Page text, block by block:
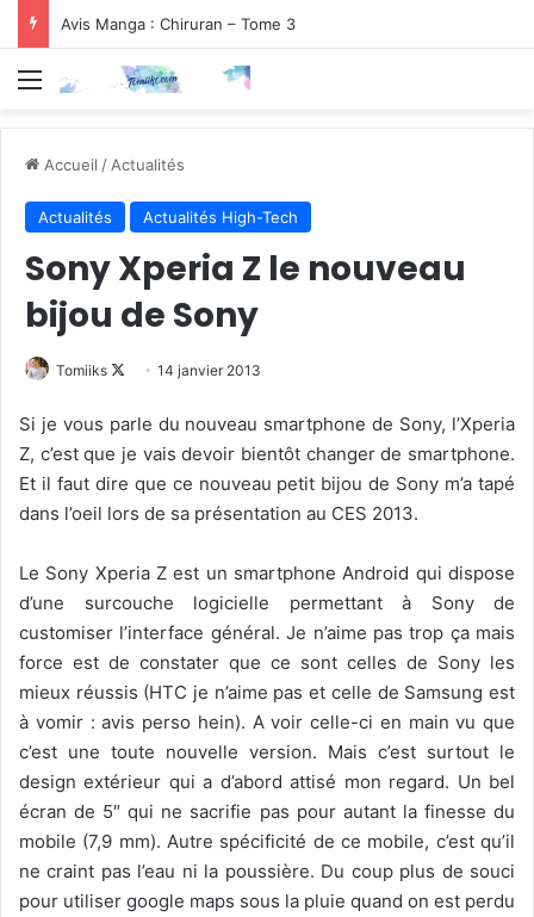
Avis Manga : Chiruran – Tome 3
Menu
Accueil / Actualités
Actualités Actualités High-Tech
Sony Xperia Z le nouveau
bijou de Sony
Tomiiks
Follow
X
14 janvier 2013
Si je vous parle du nouveau smartphone de Sony, l’Xperia
Z, c’est que je vais devoir bientôt changer de smartphone.
Et il faut dire que ce nouveau petit bijou de Sony m’a tapé
dans l’oeil lors de sa présentation au CES 2013.
Le Sony Xperia Z est un smartphone Android qui dispose
d’une surcouche logicielle permettant à Sony de
customiser l’interface général. Je n’aime pas trop ça mais
force est de constater que ce sont celles de Sony les
mieux réussis (HTC je n’aime pas et celle de Samsung est
à vomir : avis perso hein). A voir celle-ci en main vu que
c’est une toute nouvelle version. Mais c’est surtout le
design extérieur qui a d’abord attisé mon regard. Un bel
écran de 5″ qui ne sacrifie pas pour autant la finesse du
mobile (7,9 mm). Autre spécificité de ce mobile, c’est qu’il
ne craint pas l’eau ni la poussière. Du coup plus de souci
pour utiliser google maps sous la pluie quand on est perdu